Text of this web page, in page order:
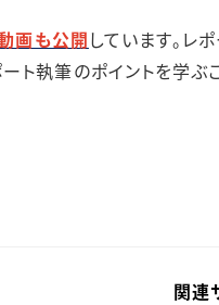
画も公開しています。レ
ト執筆のポイントを学ぶ
関連